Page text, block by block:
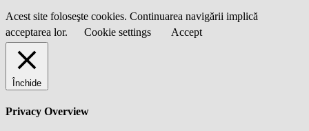
Acest site foloseşte cookies. Continuarea navigării implică
acceptarea lor.
Cookie settings Accept
Închide
Privacy Overview